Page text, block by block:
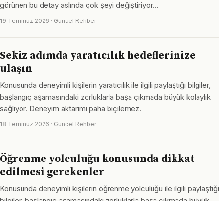
görünen bu detay aslında çok şeyi değiştiriyor…
19 Temmuz 2026 · Güncel Rehber
Sekiz adımda yaratıcılık hedeflerinize
ulaşın
Konusunda deneyimli kişilerin yaratıcılık ile ilgili paylaştığı bilgiler,
başlangıç aşamasındaki zorluklarla başa çıkmada büyük kolaylık
sağlıyor. Deneyim aktarımı paha biçilemez.
18 Temmuz 2026 · Güncel Rehber
Öğrenme yolculuğu konusunda dikkat
edilmesi gerekenler
Konusunda deneyimli kişilerin öğrenme yolculuğu ile ilgili paylaştığı